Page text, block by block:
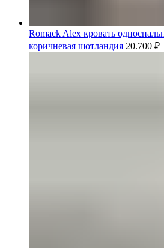
Romack Alex кровать
коричневая шотландия 20.700 ₽